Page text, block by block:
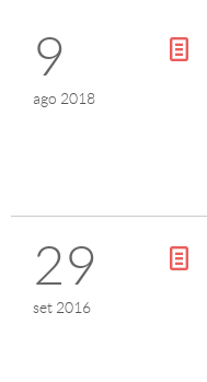
9
ago 2018
g
29
set 2016
g